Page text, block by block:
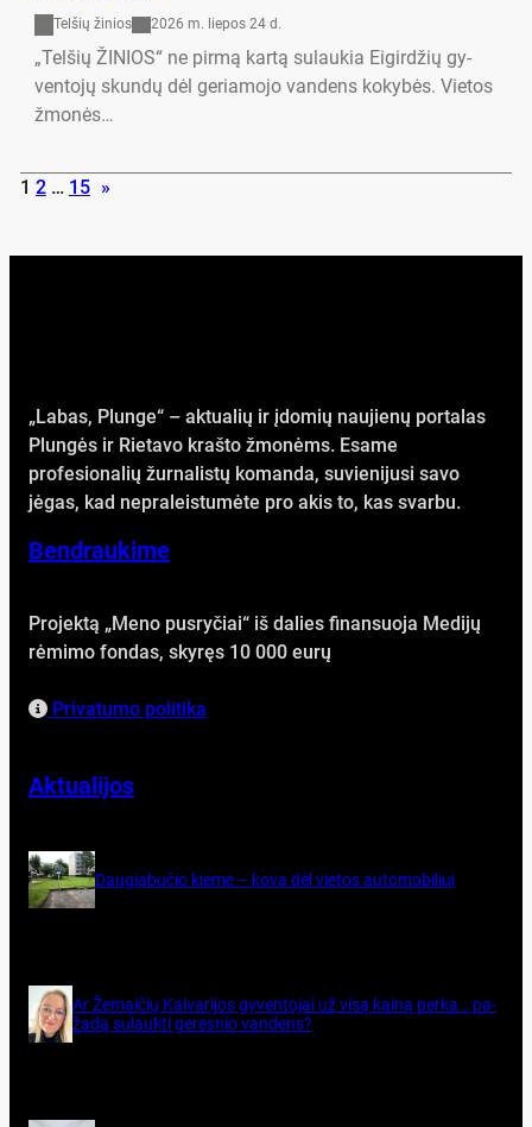
Telšių žinios 2026 m. liepos 24 d.
„Tel­šių ŽI­NIOS“ ne pirmą kartą su­lau­kia Ei­gird­žių gy­
ven­tojų skundų dėl ge­ria­mo­jo van­dens ko­kybės. Vie­tos
žmonės…
1 2 … 15 »
„Labas, Plunge“ – aktualių ir įdomių naujienų portalas
Plungės ir Rietavo krašto žmonėms. Esame
profesionalių žurnalistų komanda, suvienijusi savo
jėgas, kad nepraleistumėte pro akis to, kas svarbu.
Bendraukime
Projektą „Meno pusryčiai“ iš dalies finansuoja Medijų
rėmimo fondas, skyręs 10 000 eurų
Privatumo politika
Aktualijos
Dau­gia­bu­čio kie­me – ko­va dėl vie­tos au­to­mo­bi­liui
Ar Že­mai­čių Kal­va­ri­jos gy­ven­to­jai už vi­są kai­ną per­ka… pa­
ža­dą su­lauk­ti ge­res­nio van­dens?